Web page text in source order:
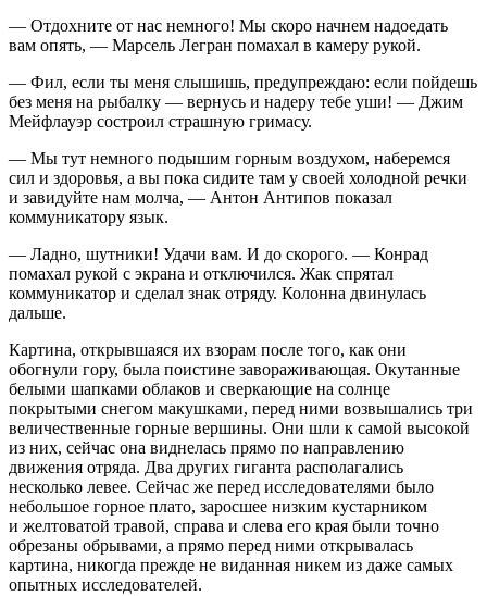
— Отдохните от нас немного! Мы скоро начнем надоедать
вам опять, — Марсель Легран помахал в камеру рукой.
— Фил, если ты меня слышишь, предупреждаю: если пойдешь
без меня на рыбалку — вернусь и надеру тебе уши! — Джим
Мейфлауэр состроил страшную гримасу.
— Мы тут немного подышим горным воздухом, наберемся
сил и здоровья, а вы пока сидите там у своей холодной речки
и завидуйте нам молча, — Антон Антипов показал
коммуникатору язык.
— Ладно, шутники! Удачи вам. И до скорого. — Конрад
помахал рукой с экрана и отключился. Жак спрятал
коммуникатор и сделал знак отряду. Колонна двинулась
дальше.
Картина, открывшаяся их взорам после того, как они
обогнули гору, была поистине завораживающая. Окутанные
белыми шапками облаков и сверкающие на солнце
покрытыми снегом макушками, перед ними возвышались три
величественные горные вершины. Они шли к самой высокой
из них, сейчас она виднелась прямо по направлению
движения отряда. Два других гиганта располагались
несколько левее. Сейчас же перед исследователями было
небольшое горное плато, заросшее низким кустарником
и желтоватой травой, справа и слева его края были точно
обрезаны обрывами, а прямо перед ними открывалась
картина, никогда прежде не виданная никем из даже самых
опытных исследователей.